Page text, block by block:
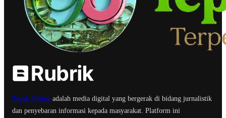
Tepak Online adalah media digital yang bergerak di bidang jurnalistik
dan penyebaran informasi kepada masyarakat. Platform ini